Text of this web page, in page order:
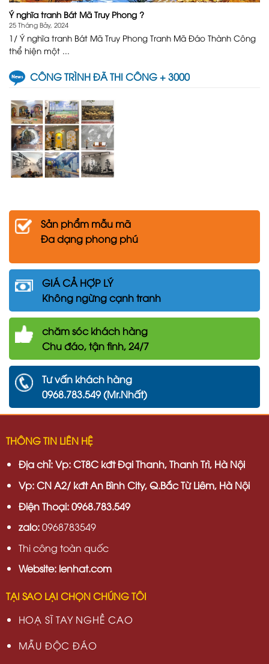
Ý nghĩa tranh Bát Mã Truy Phong ?
25 Tháng Bảy, 2024
1/ Ý nghĩa tranh Bát Mã Truy Phong Tranh Mã Đáo Thành Công
thể hiện một ...
CÔNG TRÌNH ĐÃ THI CÔNG + 3000
Sản phẩm mẫu mã
Đa dạng phong phú
GIÁ CẢ HỢP LÝ
Không ngừng cạnh tranh
chămsóc khách hàng
Chu đáo, tận tình, 24/7
Tư vấn khách hàng
0968.783.549 (Mr.Nhất)
THÔNG TIN LIÊN HỆ
Địa chỉ: Vp: CT8C kđt Đại Thanh, Thanh Trì, Hà Nội
Vp: CN A2/ kđt An Bình City, Q.Bắc Từ Liêm, Hà Nội
Điện Thoại: 0968.783.549
zalo:0968783549
Thi công toàn quốc
Website: lenhat.com
TẠI SAO LẠI CHỌN CHÚNG TÔI
HOẠ SĨ TAY NGHỀ CAO
MẪU ĐỘC ĐÁO